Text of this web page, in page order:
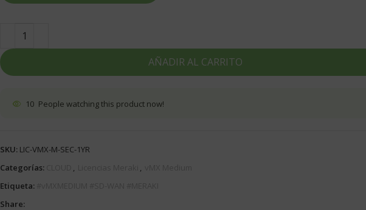
AÑADIR AL CARRITO
10 People watching this product now!
SKU: LIC-VMX-M-SEC-1YR
Categorías:
Etiqueta:
Share: